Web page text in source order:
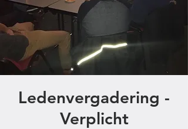
Ledenvergadering -
Verplicht